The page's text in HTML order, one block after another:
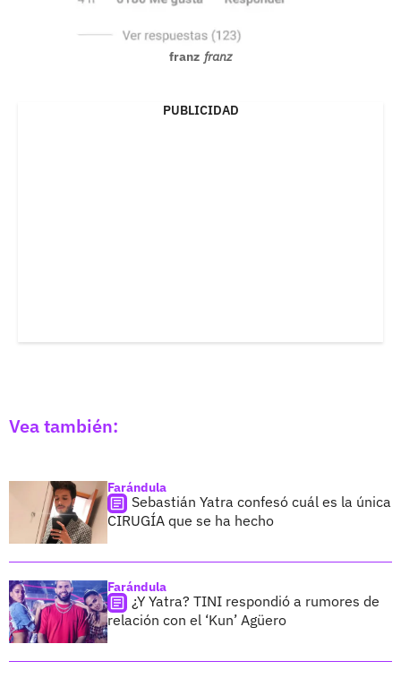
franz franz
PUBLICIDAD
Vea también:
Farándula
Sebastián Yatra confesó cuál es la única
CIRUGÍA que se ha hecho
Farándula
¿Y Yatra? TINI respondió a rumores de
relación con el ‘Kun’ Agüero